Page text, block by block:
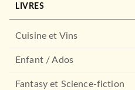
LIVRES
Cuisine et Vins
Enfant / Ados
Fantasy et Science-fiction